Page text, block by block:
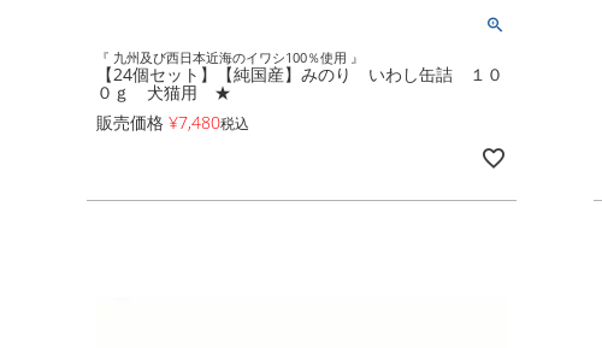
『 九州及び西日本近海のイワシ100％使用 』
【24個セット】【純国産】みのり いわし缶詰 １０
０ｇ 犬猫用 ★
販売価格 ¥7,480税込